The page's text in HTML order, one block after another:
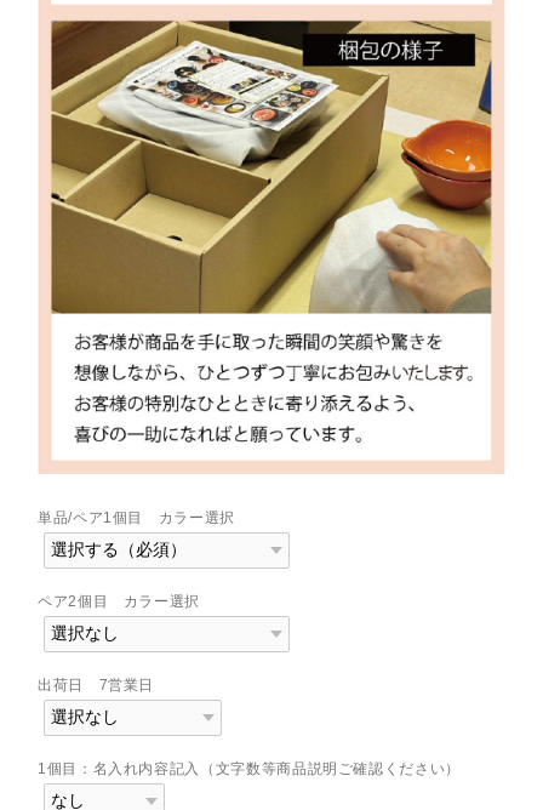
単品/ペア1個目 カラー選択
ペア2個目 カラー選択
出荷日 7営業日
1個目：名入れ内容記入（文字数等商品説明ご確認ください）